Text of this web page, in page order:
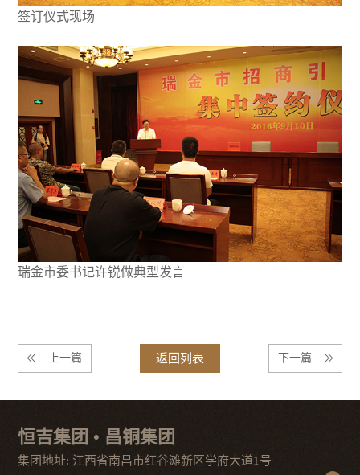
签订仪式现场
瑞金市委书记许锐做典型发言
上一篇 返回列表 下一篇
恒吉集团 • 昌铜集团
集团地址: 江西省南昌市红谷滩新区学府大道1号